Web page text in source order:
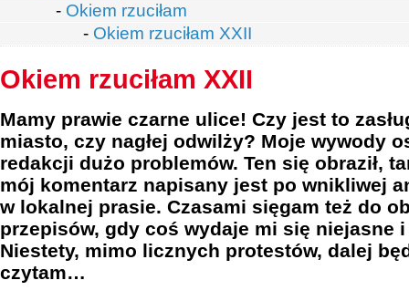
- Okiem rzuciłam
- Okiem rzuciłam XXII
Okiem rzuciłam XXII
Mamy prawie czarne ulice! Czy jest to
miasto, czy nagłej odwilży? Moje wywody
redakcji dużo problemów. Ten się obraził,
mój komentarz napisany jest po wnikliwej
w lokalnej prasie. Czasami sięgam też do
przepisów, gdy coś wydaje mi się niejasne
Niestety, mimo licznych protestów, dalej
czytam…